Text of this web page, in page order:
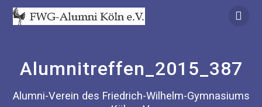
Inhalt
Alumnitreffen_2015_387
Alumni-Verein des Friedrich-Wilhelm-Gymnasiums